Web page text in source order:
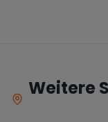
Weitere